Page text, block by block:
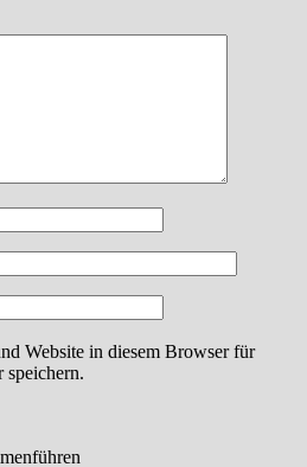
Website in diesem Browser für
speichern.